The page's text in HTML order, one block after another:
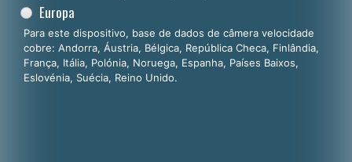
Europa
Para este dispositivo, base de dados de câmera velocidade
cobre: Andorra, Áustria, Bélgica, República Checa, Finlândia,
França, Itália, Polónia, Noruega, Espanha, Países Baixos,
Eslovénia, Suécia, Reino Unido.